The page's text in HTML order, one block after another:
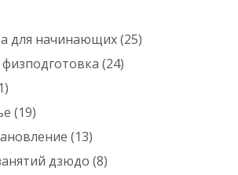
для начинающих(25)
(24)
(19)
(13)
дзюдо (8)